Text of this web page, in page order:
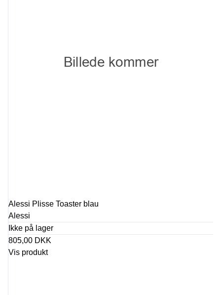
Alessi Plisse Toaster blau
Alessi
Ikke på lager
805,00 DKK
Vis produkt